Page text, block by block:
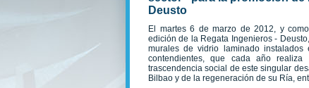
Deusto
El martes 6 de marzo de 2012, y
edición de la Regata Ingenieros -
murales de vidrio laminado
contendientes, que cada año realiza
trascendencia social de este singular
Bilbao y de la regeneración de su Ría,